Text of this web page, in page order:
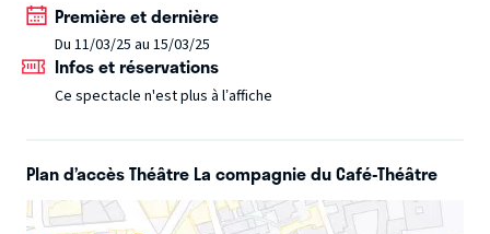
également en hélicoptère avec son intrépide aventurier
dans un sketch interactif : Vous êtes les éléments, il est le
Surviveur.
Et pour terminer, car toutes les bonnes choses
ont une fin, vous partirez en voyage dans le monde
l’action et parfois un cracheur de feu et son tigre du
Bengale : Charles-Henry Magazine.
Prix de la mise en scène et prix coup de coeur du festival « Le
Première et dernière
Du 11/03/25 au 15/03/25
Infos et réservations
Ce spectacle n'est plus à l’affiche
Plan d’accès Théâtre La compagnie du Café-Théâtre